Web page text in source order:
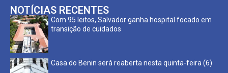
NOTÍCIAS RECENTES
Com 95 leitos, Salvador ganha hospital focado em
transição de cuidados
Casa do Benin será reaberta nesta quinta-feira (6)